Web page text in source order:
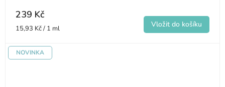
239 Kč
Měrná
15,93 Kč / 1 ml
NOVINKA